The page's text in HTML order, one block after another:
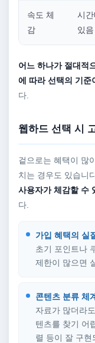
속도 체
감
시
있음
어느 하나가 절대적
에 따라 선택의 기준
다.
웹하드 선택 시
겉으로는 혜택이 많
치는 경우도 있습니
사용자가 체감할 수
다.
가입 혜택의 실
초기 포인트나
제한이 많으면
콘텐츠 분류 체계
자료가 많더라
텐츠를 찾기 어
렬 등이 잘 구현